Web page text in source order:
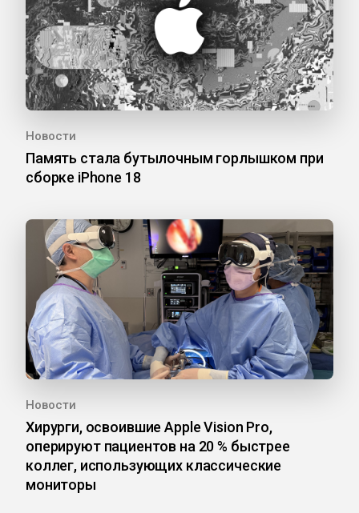
Новости
Память стала бутылочным горлышком при
сборке iPhone 18
Новости
Хирурги, освоившие Apple Vision Pro,
оперируют пациентов на 20 % быстрее
коллег, использующих классические
мониторы